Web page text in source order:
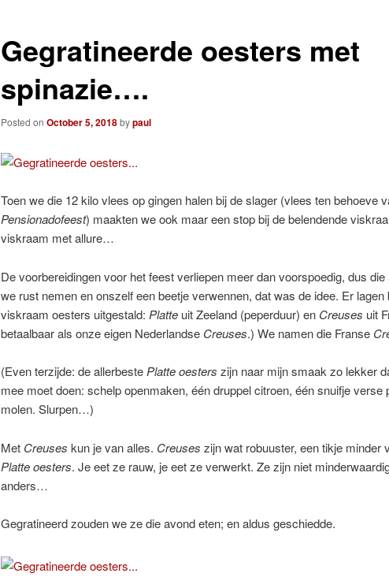
Gegratineerde oesters met
spinazie….
Posted on October 5, 2018bypaul
Toen we die 12 kilo vlees op gingen halen bij de slager (vlees ten behoeve
Pensionadofeest) maakten we ook maar een stop bij de belendende
viskraam met allure…
De voorbereidingen voor het feest verliepen meer dan voorspoedig, dus
we rust nemen en onszelf een beetje verwennen, dat was de idee. Er lagen
viskraam oesters uitgestald: Platteuit Zeeland (peperduur) en Creuses uit
betaalbaar als onze eigen NederlandseCreuses.) We namen die Franse
(Even terzijde: de allerbeste Platte oesters zijn naar mijn smaak zo lekker
mee moet doen: schelp openmaken, één druppel citroen, één snuifje verse
molen. Slurpen…)
Met Creuses kun je van alles. Creuses zijn wat robuuster, een tikje minder
Platte oesters. Je eet ze rauw, je eet ze verwerkt. Ze zijn niet
anders…
Gegratineerd zouden we ze die avond eten; en aldus geschiedde.